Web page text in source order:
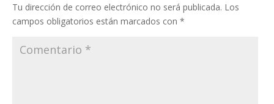
Tu dirección de correo electrónico no será publicada. Los
campos obligatorios están marcados con *